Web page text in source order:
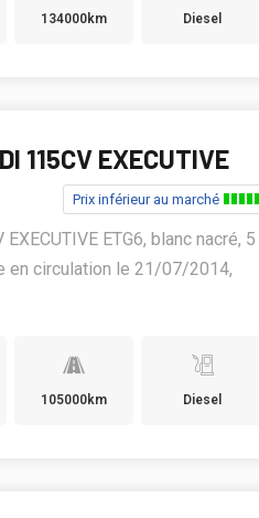
134000km Diesel
115CV EXECUTIVE
Prix inférieur au marché
ETG6, blanc nacré, 5
en circulation le 21/07/2014,
105000km Diesel